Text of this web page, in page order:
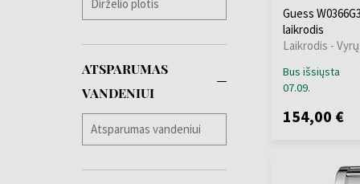
ATSPARUMAS
VANDENIUI
Guess
laikrodis
Laikrodis - Vyrų
Bus išsiųsta
07.09.
154,00 €